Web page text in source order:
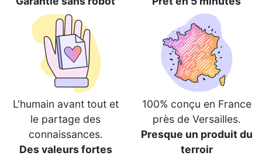
L'humain avant tout et
le partage des
connaissances.
Des valeurs fortes
100% conçu en France
près de Versailles.
Presque un produit du
terroir